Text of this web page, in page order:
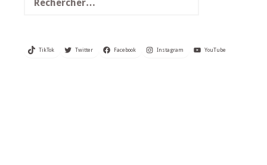
TikTok Twitter Facebook Instagram YouTube